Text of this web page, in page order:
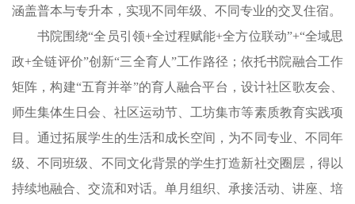
涵盖普本与专升本，实现不同年级、不同专业的交叉住宿。
书院围绕“全员引领+全过程赋能+全方位联动”+“全域思
政+全链评价”创新“三全育人”工作路径；依托书院融合工作
矩阵，构建“五育并举”的育人融合平台，设计社区歌友会、
师生集体生日会、社区运动节、工坊集市等素质教育实践项
目。通过拓展学生的生活和成长空间，为不同专业、不同年
级、不同班级、不同文化背景的学生打造新社交圈层，得以
持续地融合、交流和对话。单月组织、承接活动、讲座、培